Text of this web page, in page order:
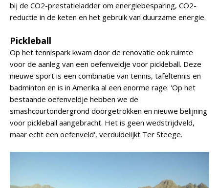
bij de CO2-prestatieladder om energiebesparing, CO2-
reductie in de keten en het gebruik van duurzame energie.
Pickleball
Op het tennispark kwam door de renovatie ook ruimte
voor de aanleg van een oefenveldje voor pickleball. Deze
nieuwe sport is een combinatie van tennis, tafeltennis en
badminton en is in Amerika al een enorme rage. 'Op het
bestaande oefenveldje hebben we de
smashcourtondergrond doorgetrokken en nieuwe belijning
voor pickleball aangebracht. Het is geen wedstrijdveld,
maar echt een oefenveld', verduidelijkt Ter Steege.